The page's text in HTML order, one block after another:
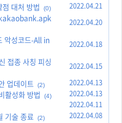
대처 방법 (0) 2022.04.21
kakaobank.apk
2022.04.20
악성코드-All in
2022.04.18
접종 사칭 피싱
2022.04.15
업데이트 (2) 2022.04.13
활성화 방법 (4) 2022.04.13
2022.04.11
기술 종료 (2) 2022.04.08